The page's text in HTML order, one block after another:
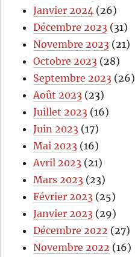
Janvier 2024 (26)
Décembre 2023 (31)
Novembre 2023 (21)
Octobre 2023 (28)
Septembre 2023 (26)
Août 2023 (23)
Juillet 2023 (16)
Juin 2023 (17)
Mai 2023 (16)
Avril 2023 (21)
Mars 2023 (23)
Février 2023 (25)
Janvier 2023 (29)
Décembre 2022 (27)
Novembre 2022 (16)